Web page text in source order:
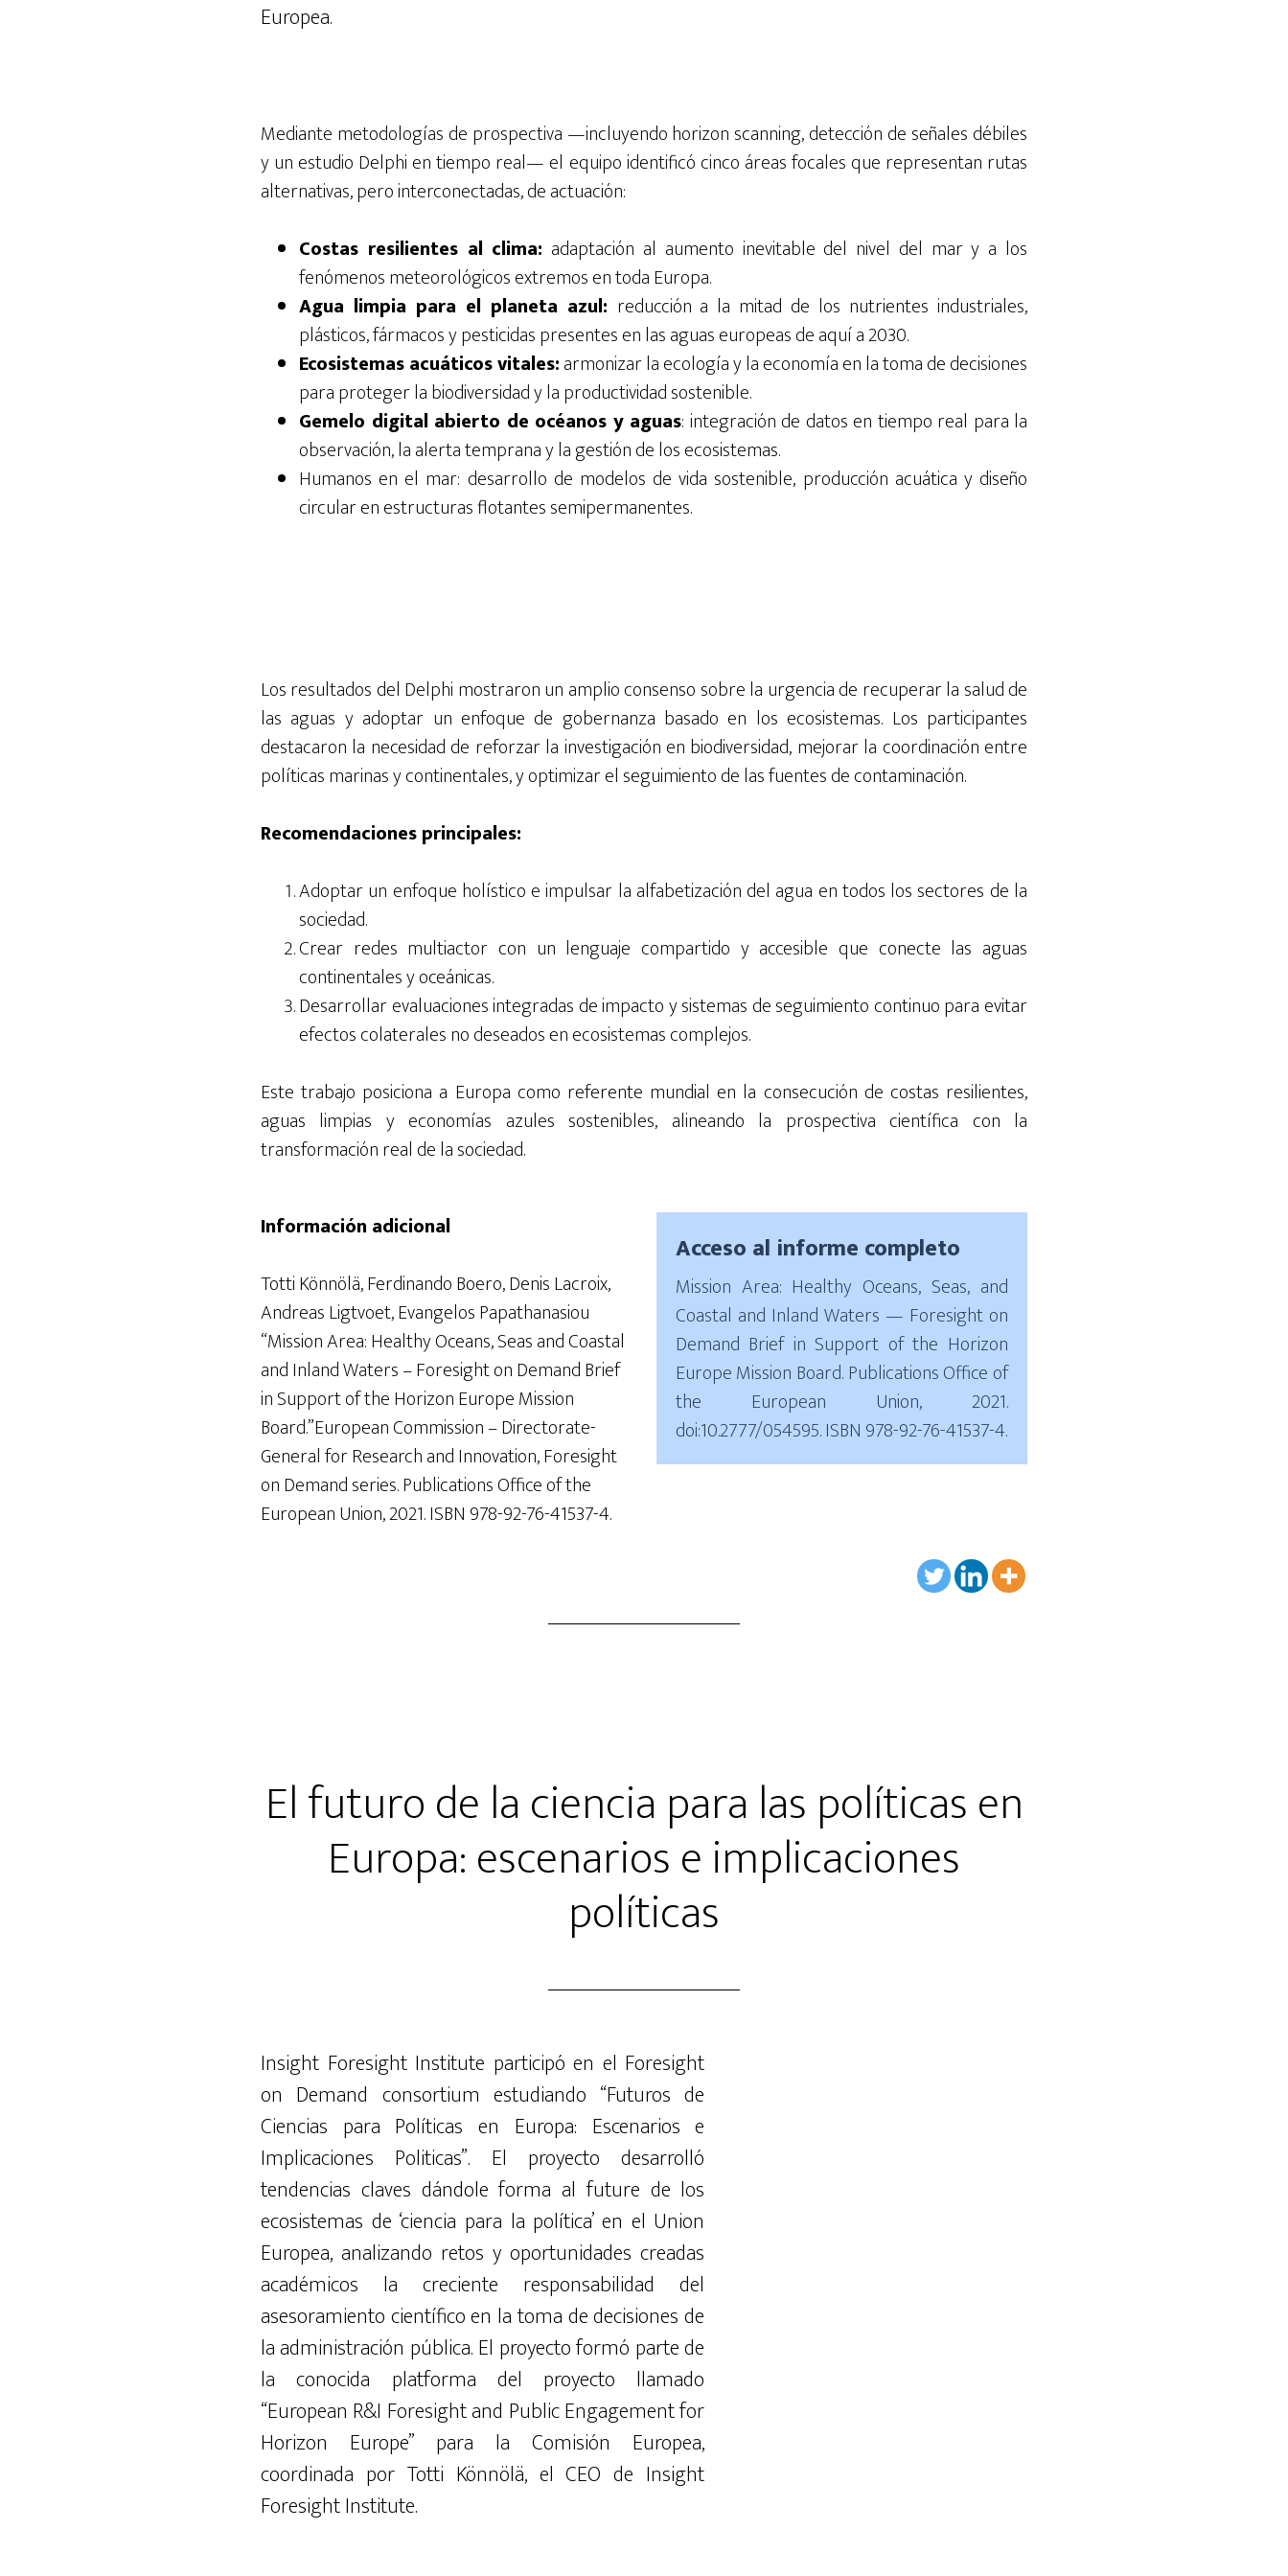
Europea.
Mediante metodologías de prospectiva —incluyendo horizon scanning, detección de señales débiles
y un estudio Delphi en tiempo real— el equipo identificó cinco áreas focales que representan rutas
alternativas, pero interconectadas, de actuación:
Costas resilientes al clima: adaptación al aumento inevitable del nivel del mar y a los
fenómenos meteorológicos extremos en toda Europa.
Agua limpia para el planeta azul: reducción a la mitad de los nutrientes industriales,
plásticos, fármacos y pesticidas presentes en las aguas europeas de aquí a 2030.
Ecosistemas acuáticos vitales:armonizar la ecología y la economía en la toma de decisiones
para proteger la biodiversidad y la productividad sostenible.
Gemelo digital abierto de océanos y aguas: integración de datos en tiempo real para la
observación, la alerta temprana y la gestión de los ecosistemas.
Humanos en el mar: desarrollo de modelos de vida sostenible, producción acuática y diseño
circular en estructuras flotantes semipermanentes.
Los resultados del Delphi mostraron un amplio consenso sobre la urgencia de recuperar la salud de
las aguas y adoptar un enfoque de gobernanza basado en los ecosistemas. Los participantes
destacaron la necesidad de reforzar la investigación en biodiversidad, mejorar la coordinación entre
políticas marinas y continentales, y optimizar el seguimiento de las fuentes de contaminación.
Recomendaciones principales:
Adoptar un enfoque holístico e impulsar la alfabetización del agua en todos los sectores de la
sociedad.
Crear redes multiactor con un lenguaje compartido y accesible que conecte las aguas
continentales y oceánicas.
Desarrollar evaluaciones integradas de impacto y sistemas de seguimiento continuo para evitar
efectos colaterales no deseados en ecosistemas complejos.
Este trabajo posiciona a Europa como referente mundial en la consecución de costas resilientes,
aguas limpias y economías azules sostenibles, alineando la prospectiva científica con la
transformación real de la sociedad.
Información adicional
Totti Könnölä, Ferdinando Boero, Denis Lacroix,
Andreas Ligtvoet, Evangelos Papathanasiou
“Mission Area: Healthy Oceans, Seas and Coastal
and Inland Waters – Foresight on Demand Brief
in Support of the Horizon Europe Mission
Board.”European Commission – Directorate-
General for Research and Innovation, Foresight
on Demand series. Publications Office of the
European Union, 2021. ISBN 978-92-76-41537-4.
Acceso al informe completo
Mission Area: Healthy Oceans, Seas, and
Coastal and Inland Waters — Foresight on
Demand Brief in Support of the Horizon
Europe Mission Board. Publications Office of
the European Union, 2021.
doi:10.2777/054595. ISBN 978-92-76-41537-4.
El futuro de la ciencia para las políticas en
Europa: escenarios e implicaciones
políticas
Insight Foresight Institute participó en el Foresight
on Demand consortium estudiando “Futuros de
Ciencias para Políticas en Europa: Escenarios e
Implicaciones
Politicas”. El proyecto
desarrolló
tendencias claves dándole forma al future de los
ecosistemas de ‘ciencia para la política’en el Union
Europea,analizando retos yoportunidades creadas
académicos
la creciente responsabilidaddel
asesoramientocientíficoen la toma de decisionesde
la administración pública.El proyectoformó partede
la
conocida platforma del proyecto
llamado
“European R&I Foresightand PublicEngagementfor
Horizon
Europe” para la Comisión Europea,
coordinada porTotti Könnölä, el CEOde Insight
ForesightInstitute.